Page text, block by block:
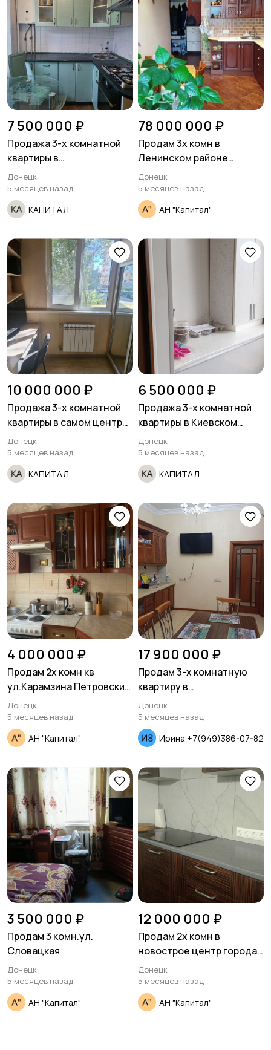
7 500 000 ₽
Продажа 3-х комнатной
квартиры в
ворошиловском районе
ориентир кинотеатр
"звездочка"
Донецк
5 месяцев назад
КАПИТАЛ
78 000 000 ₽
Продам 3х комн в
Ленинском районе
проспект Ленинский
Донецк
5 месяцев назад
АН "Капитал"
10 000 000 ₽
Продажа 3-х комнатной
квартиры в самом центре
Донецка ориентир Хмели-
сунели. Ворошиловский
район.
Донецк
5 месяцев назад
КАПИТАЛ
6 500 000 ₽
Продажа 3-х комнатной
квартиры в Киевском
районе улица Артема
Привокзальный.
Донецк
5 месяцев назад
КАПИТАЛ
4 000 000 ₽
Продам 2х комн кв
ул.Карамзина Петровский
район
Донецк
5 месяцев назад
АН "Капитал"
17 900 000 ₽
Продам 3-х комнатную
квартиру в
Ворошиловском районе
Донецк
5 месяцев назад
Ирина +7(949)386-07-82
3 500 000 ₽
Продам 3 комн.ул.
Словацкая
Донецк
5 месяцев назад
АН "Капитал"
12 000 000 ₽
Продам 2х комн в
новострое центр города
ул.Р.Люксембург
Донецк
5 месяцев назад
АН "Капитал"